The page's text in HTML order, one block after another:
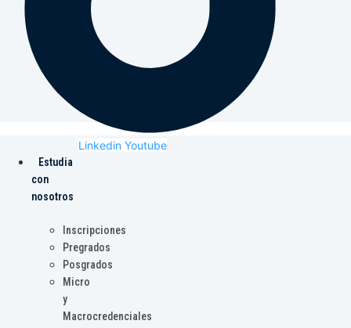
Linkedin Youtube
Estudia
con
nosotros
Inscripciones
Pregrados
Posgrados
Micro
y
Macrocredenciales